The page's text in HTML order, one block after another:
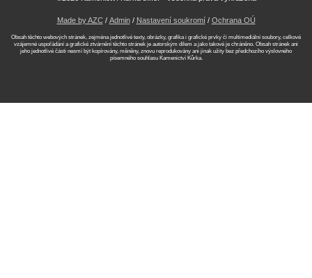
Made by AZC/ Admin/ Nastavení soukromí/ Ochrana OÚ
Obsah těchto webových stránek, zejména jednotlivé texty, obrázky, grafika i grafické prvky či multimediální soubory, celkové
vzájemné uspořádání a grafické ztvárnění těchto stránek je autorským dílem a jako takové je chráněno. Obsah stránek ani
jeho jednotlivé části nesmí být kopírovány, měněny, znovu reprodukovány ani jinak užity bez předchozího výslovného
písemného souhlasu Kamenictví Kůrka.